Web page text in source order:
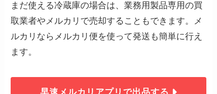
まだ使える冷蔵庫の場合は、業務用製品専用の買
取業者やメルカリで売却することもできます。メ
ルカリならメルカリ便を使って発送も簡単に行え
ます。
早速メルカリアプリで出品する